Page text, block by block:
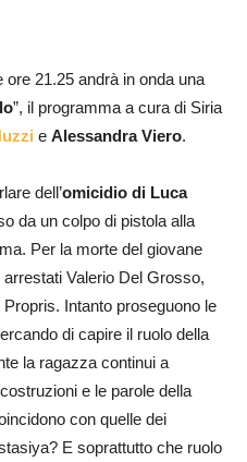
ore 21.25 andrà in onda una
”, il programma a cura di Siria
e Alessandra Viero.
dell’omicidio di Luca
da un colpo di pistola alla
Per la morte del giovane
Valerio Del Grosso,
Intanto proseguono le
di capire il ruolo della
la ragazza continui a
e le parole della
con quelle dei
E soprattutto che ruolo